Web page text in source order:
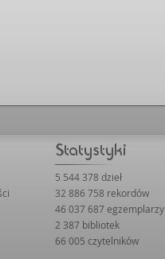
5 544 378 dzieł
32 886 758 rekordów
46 037 687 egzemplarzy
2 387 bibliotek
66 005 czytelników